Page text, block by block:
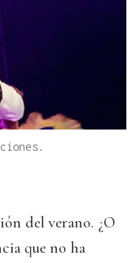
del verano. ¿O
que no ha